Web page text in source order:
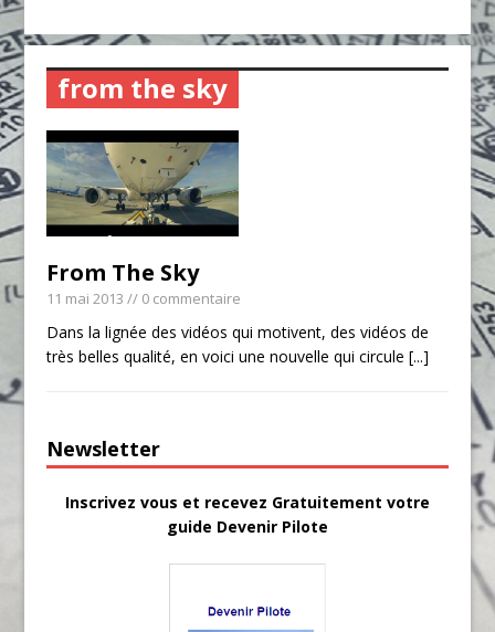
from the sky
From The Sky
11 mai 2013 // 0 commentaire
Dans la lignée des vidéos qui motivent, des vidéos de
très belles qualité, en voici une nouvelle qui circule[...]
Newsletter
Inscrivez vous et recevez Gratuitement votre
guide Devenir Pilote